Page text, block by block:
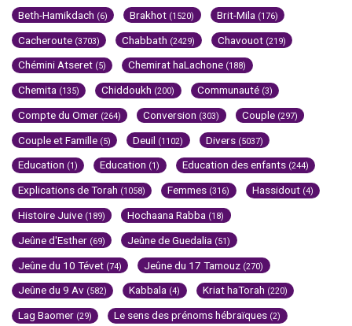
Beth-Hamikdach (6) Brakhot (1520) Brit-Mila (176)
Cacheroute (3703) Chabbath (2429) Chavouot (219)
Chémini Atseret (5) Chemirat haLachone (188)
Chemita (135) Chiddoukh (200) Communauté (3)
Compte du Omer (264) Conversion (303) Couple (297)
Couple et Famille (5) Deuil (1102) Divers (5037)
Education (1) Education (1) Education des enfants (244)
Explications de Torah (1058) Femmes (316) Hassidout (4)
Histoire Juive (189) Hochaana Rabba (18)
Jeûne d'Esther (69) Jeûne de Guedalia (51)
Jeûne du 10 Tévet (74) Jeûne du 17 Tamouz (270)
Jeûne du 9 Av (582) Kabbala (4) Kriat haTorah (220)
Lag Baomer (29) Le sens des prénoms hébraïques (2)